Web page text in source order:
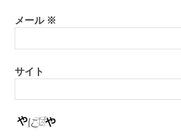
メール ※
サイト